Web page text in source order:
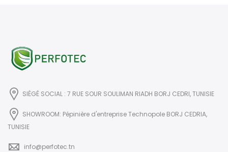
SIÉGÉ SOCIAL : 7 RUE SOUR SOULIMAN RIADH BORJ CEDRI, TUNISIE
SHOWROOM: Pépinière d'entreprise Technopole BORJ CEDRIA,
TUNISIE
info@perfotec.tn